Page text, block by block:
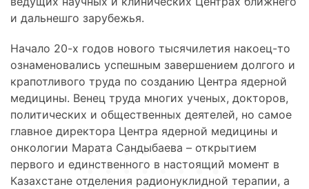
и дальнешго зарубежья.
Начало 20-х годов нового тысячилетия накоец-то
ознаменовались успешным завершением долгого и
крапотливого труда по созданию Центра ядерной
медицины. Венец труда многих ученых, докторов,
политических и общественных деятелей, но самое
главное директора Центра ядерной медицины и
онкологии Марата Сандыбаева – открытием
первого и единственного в настоящий момент в
Казахстане отделения радионуклидной терапии, а